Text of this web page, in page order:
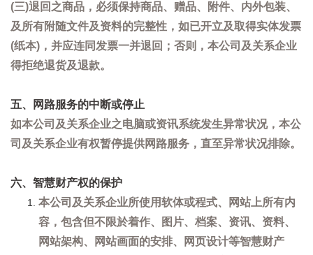
(三)退回之商品，必须保持商品、赠品、附件、内外包装、
及所有附随文件及资料的完整性，如已开立及取得实体发票
(纸本)，并应连同发票一并退回；否则，本公司及关系企业
得拒绝退货及退款。
五、网路服务的中断或停止
如本公司及关系企业之电脑或资讯系统发生异常状况，本公
司及关系企业有权暂停提供网路服务，直至异常状况排除。
六、智慧财产权的保护
本公司及关系企业所使用软体或程式、网站上所有内
容，包含但不限於着作、图片、档案、资讯、资料、
网站架构、网站画面的安排、网页设计等智慧财产